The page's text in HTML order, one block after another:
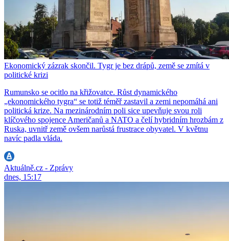
Ekonomický zázrak skončil. Tygr je bez drápů, země se zmítá v
politické krizi
Rumunsko se ocitlo na křižovatce. Růst dynamického
„ekonomického tygra“ se totiž téměř zastavil a zemi nepomáhá ani
politická krize. Na mezinárodním poli sice upevňuje svou roli
klíčového spojence Američanů a NATO a čelí hybridním hrozbám z
Ruska, uvnitř země ovšem narůstá frustrace obyvatel. V květnu
navíc padla vláda.
Aktuálně.cz - Zprávy
dnes, 15:17